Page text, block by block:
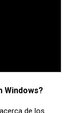
Windows?